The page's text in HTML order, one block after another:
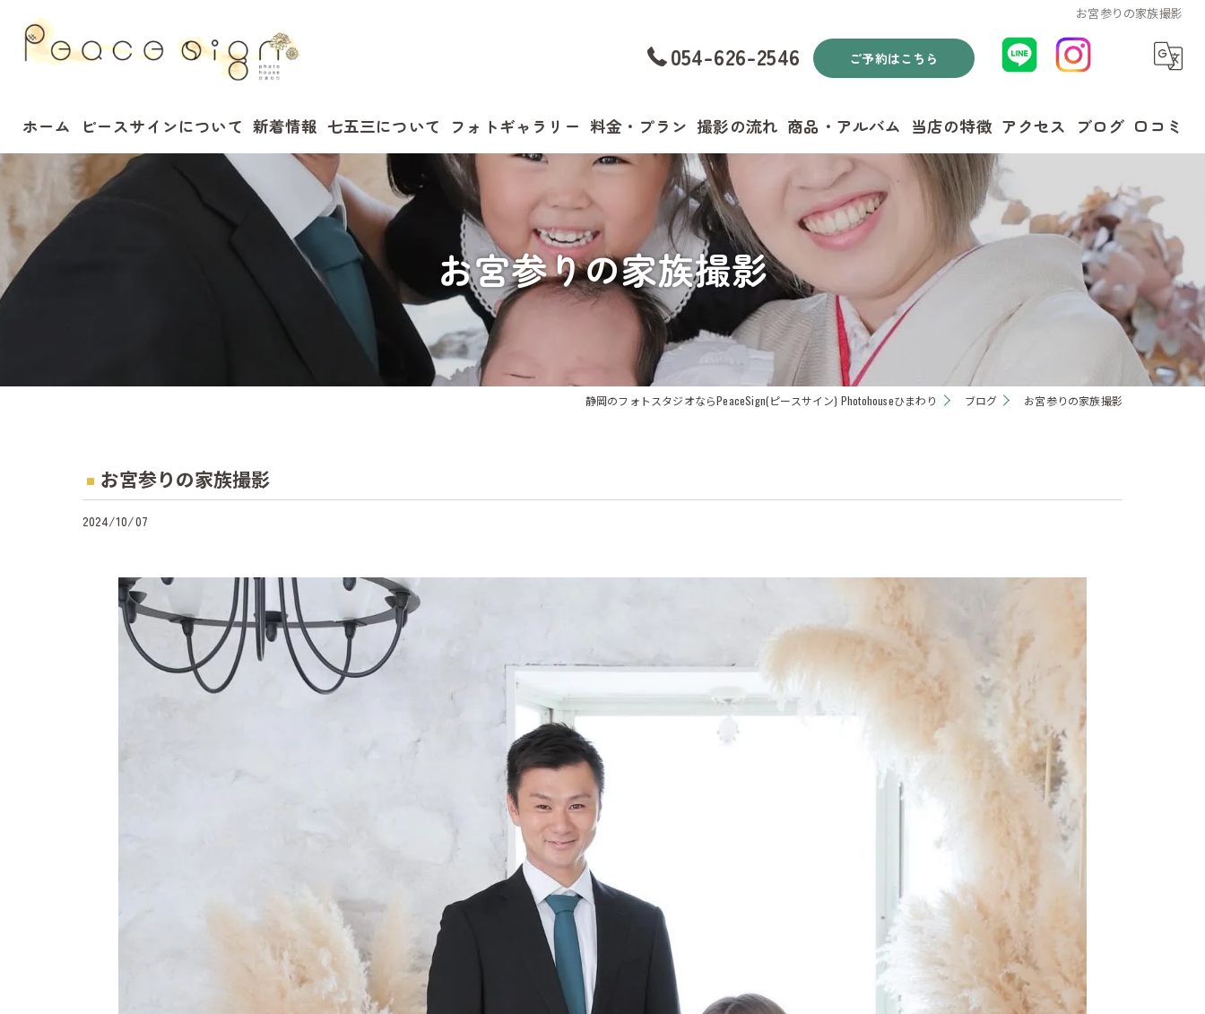
お宮参りの家族撮影
054-626-2546 ご予約はこちら
ホーム ピースサインについて 新着情報 七五三について フォトギャラリー
Maternity Photo
Newborn Photo
Baby Photo
Kids Photo
753 Photo
料金・プラン
Maternity Photo
Newborn Photo
Baby Photo
Kids Photo
School Photo
753 Photo
Location Photo
撮影の流れ 商品・アルバム 当店の特徴
七五三
マタニティフォト
ニューボーンフォト
フォトウェディング
アクセス ブログ 口コミ
お宮参りの家族撮影
静岡のフォトスタジオならPeaceSign(ピースサイン) Photohouseひまわり ブログ お宮参りの家族撮影
お宮参りの家族撮影
2024/10/07